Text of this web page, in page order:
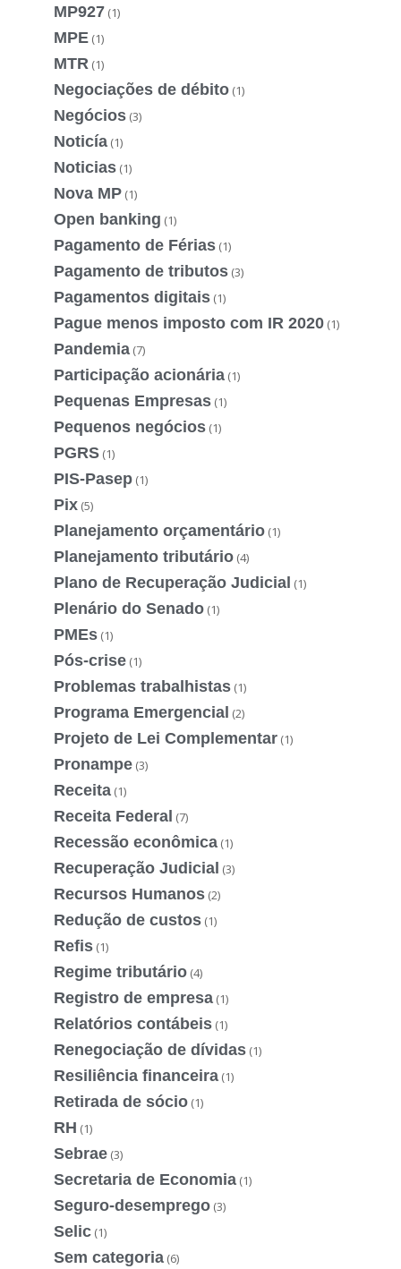
MP927 (1)
MPE (1)
MTR (1)
Negociações de débito (1)
Negócios (3)
Noticía (1)
Noticias (1)
Nova MP (1)
Open banking (1)
Pagamento de Férias (1)
Pagamento de tributos (3)
Pagamentos digitais (1)
Pague menos imposto com IR 2020 (1)
Pandemia (7)
Participação acionária (1)
Pequenas Empresas (1)
Pequenos negócios (1)
PGRS (1)
PIS-Pasep (1)
Pix (5)
Planejamento orçamentário (1)
Planejamento tributário (4)
Plano de Recuperação Judicial (1)
Plenário do Senado (1)
PMEs (1)
Pós-crise (1)
Problemas trabalhistas (1)
Programa Emergencial (2)
Projeto de Lei Complementar (1)
Pronampe (3)
Receita (1)
Receita Federal (7)
Recessão econômica (1)
Recuperação Judicial (3)
Recursos Humanos (2)
Redução de custos (1)
Refis (1)
Regime tributário (4)
Registro de empresa (1)
Relatórios contábeis (1)
Renegociação de dívidas (1)
Resiliência financeira (1)
Retirada de sócio (1)
RH (1)
Sebrae (3)
Secretaria de Economia (1)
Seguro-desemprego (3)
Selic (1)
Sem categoria (6)